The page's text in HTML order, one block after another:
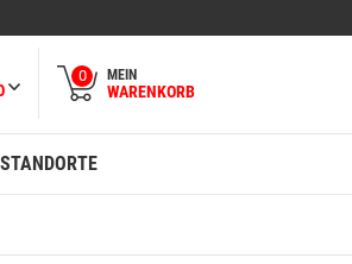
0 MEIN
WARENKORB
STANDORTE